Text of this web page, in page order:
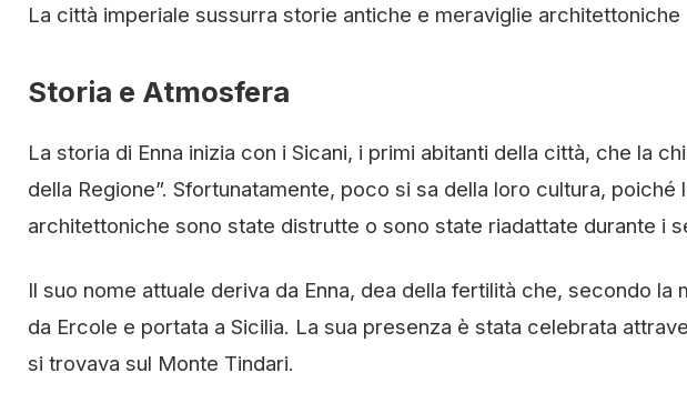
La città imperiale sussurra storie antiche e meraviglie architettoniche
Storia e Atmosfera
La storia di Enna inizia con i Sicani, i primi abitanti della città, che la
della Regione”. Sfortunatamente, poco si sa della loro cultura,
architettoniche sono state distrutte o sono state riadattate durante i
Il suo nome attuale deriva da Enna, dea della fertilità che, secondo la
da Ercole e portata a Sicilia. La sua presenza è stata celebrata
si trovava sul Monte Tindari.